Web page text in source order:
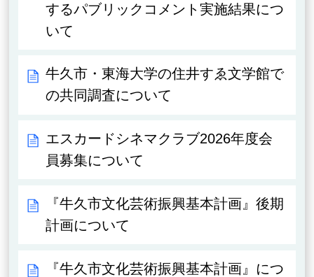
するパブリックコメント実施結果につ
いて
牛久市・東海大学の住井すゑ文学館で
の共同調査について
エスカードシネマクラブ2026年度会
員募集について
『牛久市文化芸術振興基本計画』後期
計画について
『牛久市文化芸術振興基本計画』につ